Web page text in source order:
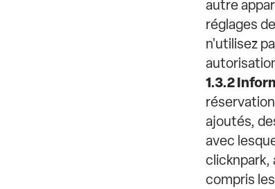
autre
réglages
n'utilisez
1.3.2
ajoutés,
avec
clicknpark,
compris